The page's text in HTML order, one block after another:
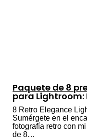
Paquete de 8
para Lightroom:
8 Retro Elegance
Sumérgete en el
fotografía retro con
de 8…